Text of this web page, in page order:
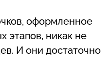
оформленное
этапов, никак не
И они достаточно